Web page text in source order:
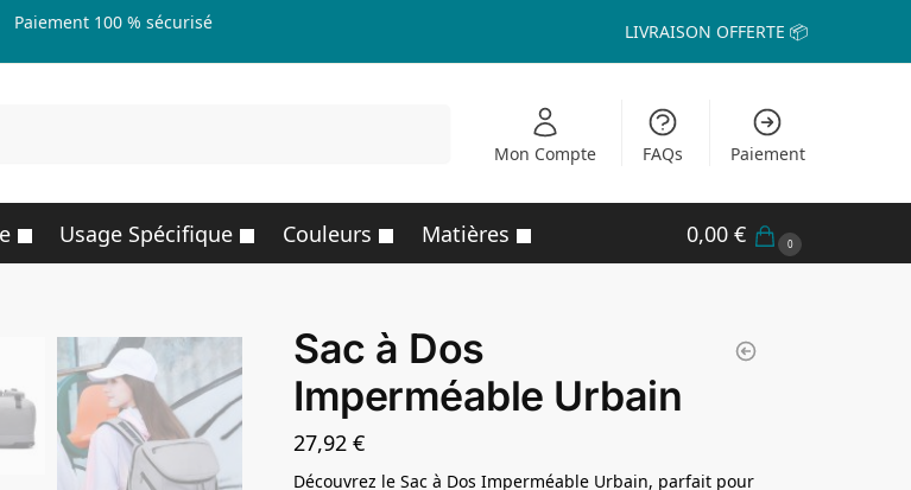
Paiement 100 % sécurisé LIVRAISON OFFERTE 📦
Mon Compte FAQs Paiement
Usage Spécifique Couleurs Matières 0,00 € 0
Sac à Dos
Imperméable Urbain
27,92€
Découvrez le Sac à Dos Imperméable Urbain, parfait pour